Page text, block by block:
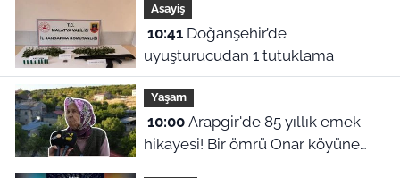
çevrildi
Asayiş
10:41Doğanşehir’de
uyuşturucudan 1 tutuklama
Yaşam
10:00Arapgir'de 85 yıllık emek
hikayesi! Bir ömrü Onar köyüne
adadı